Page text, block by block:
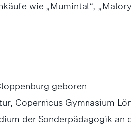
wie „Mumintal“,
geboren
Copernicus Gymnasium
der Sonderpädagogik an